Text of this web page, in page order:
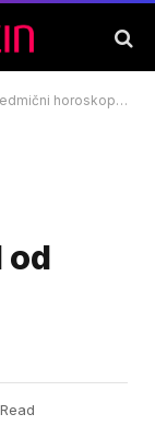
za period od 13.03.2023. do 19.03.2023.
od